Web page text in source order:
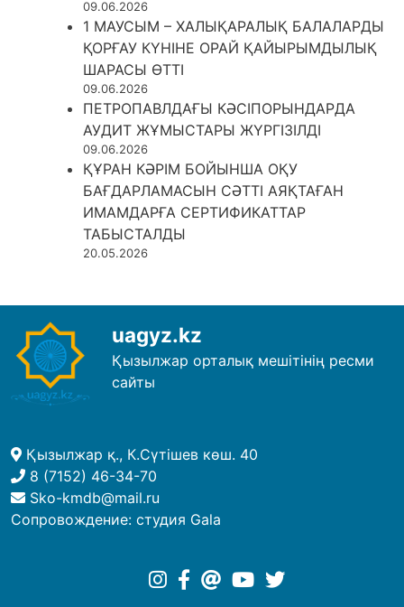
09.06.2026
1 МАУСЫМ – ХАЛЫҚАРАЛЫҚ БАЛАЛАРДЫ
ҚОРҒАУ КҮНІНЕ ОРАЙ ҚАЙЫРЫМДЫЛЫҚ
ШАРАСЫ ӨТТІ
09.06.2026
ПЕТРОПАВЛДАҒЫ КӘСІПОРЫНДАРДА
АУДИТ ЖҰМЫСТАРЫ ЖҮРГІЗІЛДІ
09.06.2026
ҚҰРАН КӘРІМ БОЙЫНША ОҚУ
БАҒДАРЛАМАСЫН СӘТТІ АЯҚТАҒАН
ИМАМДАРҒА СЕРТИФИКАТТАР
ТАБЫСТАЛДЫ
20.05.2026
uagyz.kz
Қызылжар орталық мешітінің ресми
сайты
Қызылжар қ., К.Сүтішев көш. 40
8 (7152) 46-34-70
Sko-kmdb@mail.ru
Сопровождение: студия Gala